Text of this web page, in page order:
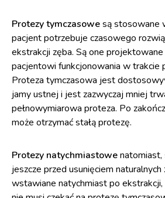
Protezy tymczasowesą stosowane
pacjent potrzebuje czasowego
ekstrakcji zęba. Są one
pacjentowi funkcjonowania w trakcie
Proteza tymczasowa jest
jamy ustnej i jest zazwyczaj mniej
pełnowymiarowa proteza. Po
może otrzymać stałą protezę.
Protezy natychmiastowe
jeszcze przed usunięciem naturalnych
wstawiane natychmiast po